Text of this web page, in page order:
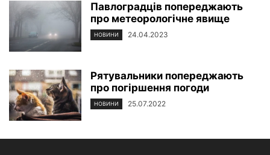
Павлоградців попереджають
про метеорологічне явище
НОВИНИ 24.04.2023
Рятувальники попереджають
про погіршення погоди
НОВИНИ 25.07.2022